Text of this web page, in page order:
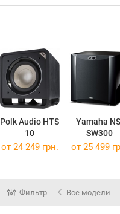
Polk Audio HTS
10
Yamaha
SW300
от 24 249 грн. от 25 499
Фильтр Все модели